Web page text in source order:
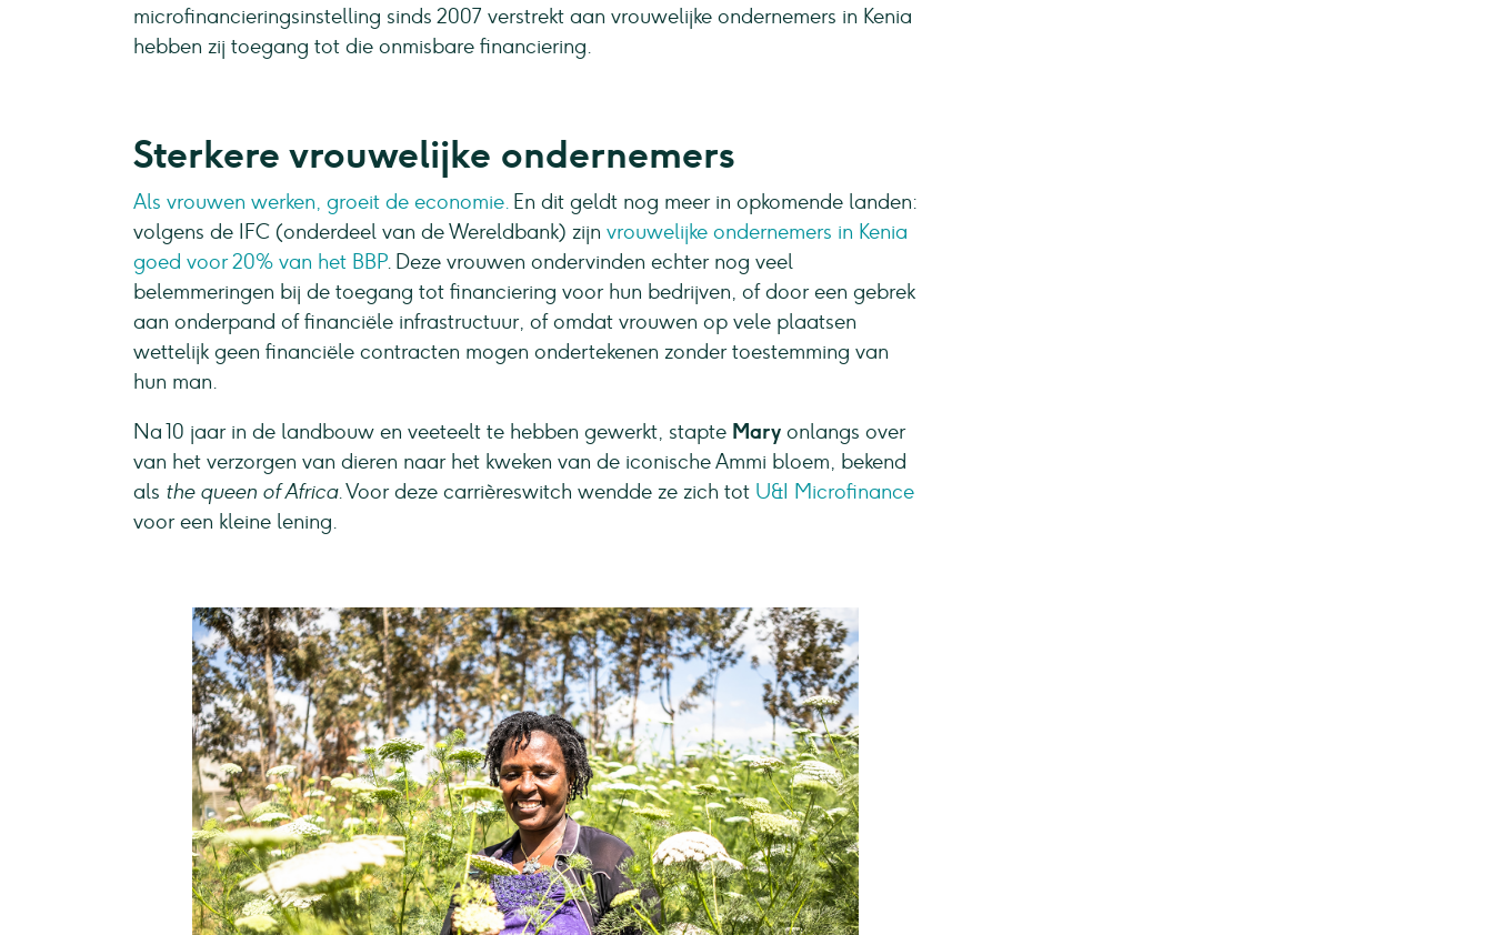
microfinancieringsinstelling sinds 2007 verstrekt aan vrouwelijke ondernemers in Kenia
hebben zij toegang tot die onmisbare financiering.
Sterkere vrouwelijke ondernemers
Als vrouwen werken, groeit de economie. En dit geldt nog meer in opkomende landen:
volgens de IFC (onderdeel van de Wereldbank) zijn vrouwelijke ondernemers in Kenia
goed voor 20% van het BBP. Deze vrouwen ondervinden echter nog veel
belemmeringen bij de toegang tot financiering voor hun bedrijven, of door een gebrek
aan onderpand of financiële infrastructuur, of omdat vrouwen op vele plaatsen
wettelijk geen financiële contracten mogen ondertekenen zonder toestemming van
hun man.
Na 10 jaar in de landbouw en veeteelt te hebben gewerkt, stapte Mary onlangs over
van het verzorgen van dieren naar het kweken van de iconische Ammi bloem, bekend
als the queen of Africa. Voor deze carrièreswitch wendde ze zich tot U&I Microfinance
voor een kleine lening.